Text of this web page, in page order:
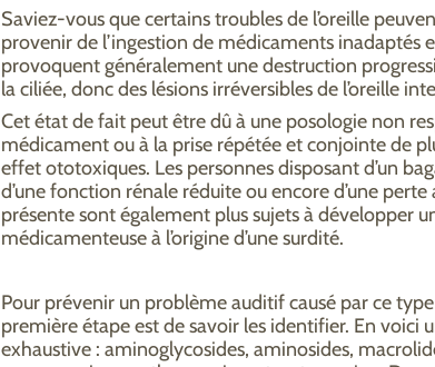
Saviez-vous que certains troubles de l’oreille
provenir de l’ingestion de médicaments inadaptés
provoquent généralement une destruction
la ciliée, donc des lésions irréversibles de l’oreille
Cet état de fait peut être dû à une posologie non
médicament ou à la prise répétée et conjointe de
effet ototoxiques. Les personnes disposant d’un
d’une fonction rénale réduite ou encore d’une
présente sont également plus sujets à développer
médicamenteuse à l’origine d’une surdité.
Pour prévenir un problème auditif causé par ce
première étape est de savoir les identifier. En voici
exhaustive : aminoglycosides, aminosides,